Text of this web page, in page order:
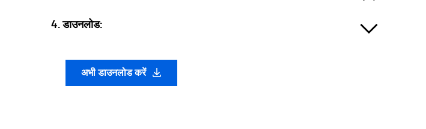
4. डाउनलोड:
अभी डाउनलोड करें